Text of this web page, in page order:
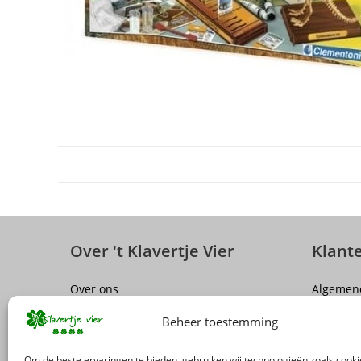
Beheer toestemming
Over 't Klavertje Vier
Over ons
Vacatures